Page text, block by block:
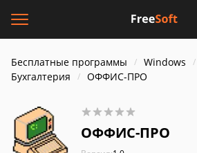
Бесплатные программы Windows
Бухгалтерия
ОФФИС-ПРО
ОФФИС-ПРО